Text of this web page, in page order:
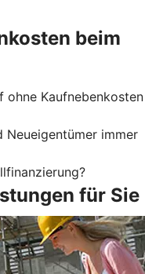
beim
ohne Kaufnebenkosten
Neueigentümer immer
für Sie